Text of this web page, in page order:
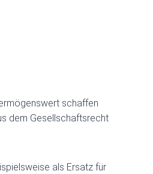
schaffen
dem Gesellschaftsrecht
als Ersatz für